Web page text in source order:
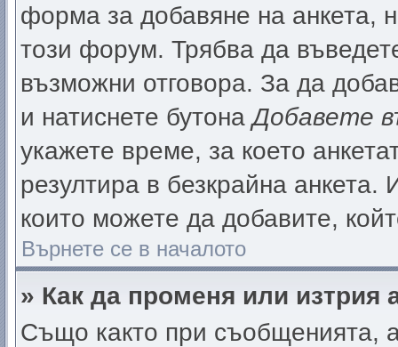
форма за добавяне на анкета,
този форум. Трябва да
възможни отговора. За да
и натиснете бутонаДобавете
укажете време, за което
резултира в безкрайна
които можете да добавите,
Върнете се в началото
» Как да променя или изтрия
Също както при съобщенията,